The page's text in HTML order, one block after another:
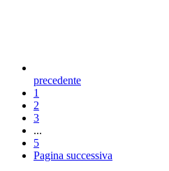
precedente
1
2
3
...
5
Pagina successiva